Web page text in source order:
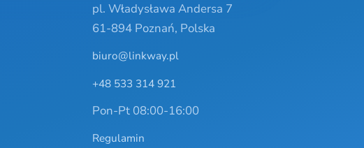
pl. Władysława Andersa 7
61-894 Poznań, Polska
biuro@linkway.pl
+48 533 314 921
Pon-Pt 08:00-16:00
Regulamin